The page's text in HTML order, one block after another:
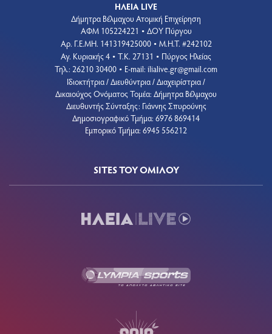
ΗΛΕΙΑ LIVE
Δήμητρα Βέλμαχου Ατομική Επιχείρηση
ΑΦΜ 105224221 • ΔΟΥ Πύργου
Aρ. Γ.Ε.ΜΗ. 141319425000 • Μ.Η.Τ. #242102
Αγ. Κυριακής 4 • Τ.Κ. 27131 • Πύργος Ηλείας
Τηλ.: 26210 30400 • E-mail: ilialive.gr@gmail.com
Ιδιοκτήτρια / Διευθύντρια / Διαχειρίστρια /
Δικαιούχος Ονόματος Τομέα: Δήμητρα Βέλμαχου
Διευθυντής Σύνταξης: Γιάννης Σπυρούνης
Δημοσιογραφικό Τμήμα: 6976 869414
Εμπορικό Τμήμα: 6945 556212
SITES ΤΟΥ ΟΜΙΛΟΥ